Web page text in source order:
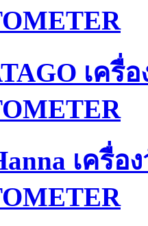
เครื่
เครื่